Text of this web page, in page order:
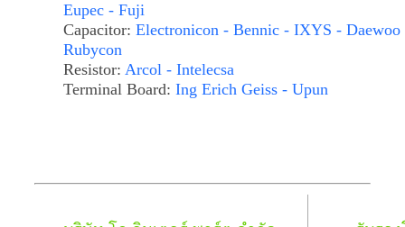
Eupec - Fuji
Capacitor: Electronicon - Bennic - IXYS - Daewoo
Rubycon
Resistor: Arcol - Intelecsa
Terminal Board: Ing Erich Geiss - Upun